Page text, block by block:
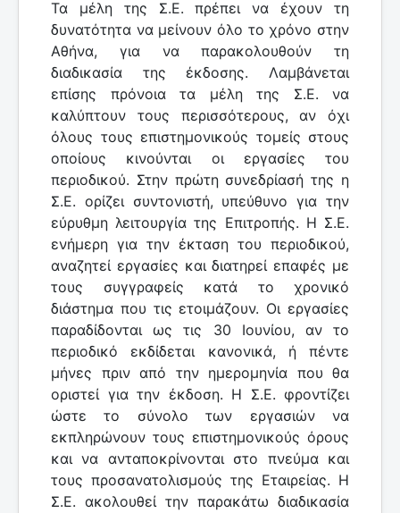
Τα μέλη της Σ.Ε. πρέπει να έχουν τη
δυνατότητα να μείνουν όλο το χρόνο στην
Αθήνα, για να παρακολουθούν τη
διαδικασία της έκδοσης. Λαμβάνεται
επίσης πρόνοια τα μέλη της Σ.Ε. να
καλύπτουν τους περισσότερους, αν όχι
όλους τους επιστημονικούς τομείς στους
οποίους κινούνται οι εργασίες του
περιοδικού. Στην πρώτη συνεδρίασή της η
Σ.Ε. ορίζει συντονιστή, υπεύθυνο για την
εύρυθμη λειτουργία της Επιτροπής. Η Σ.Ε.
ενήμερη για την έκταση του περιοδικού,
αναζητεί εργασίες και διατηρεί επαφές με
τους συγγραφείς κατά το χρονικό
διάστημα που τις ετοιμάζουν. Οι εργασίες
παραδίδονται ως τις 30 Ιουνίου, αν το
περιοδικό εκδίδεται κανονικά, ή πέντε
μήνες πριν από την ημερομηνία που θα
οριστεί για την έκδοση. Η Σ.Ε. φροντίζει
ώστε το σύνολο των εργασιών να
εκπληρώνουν τους επιστημονικούς όρους
και να ανταποκρίνονται στο πνεύμα και
τους προσανατολισμούς της Εταιρείας. Η
Σ.Ε. ακολουθεί την παρακάτω διαδικασία